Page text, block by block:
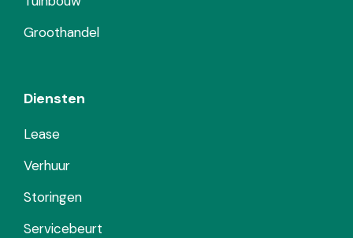
Groothandel
Diensten
Lease
Verhuur
Storingen
Servicebeurt